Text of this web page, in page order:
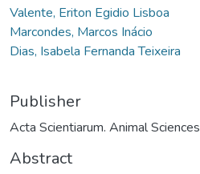
Valente, Eriton Egidio Lisboa
Marcondes, Marcos Inácio
Dias, Isabela Fernanda Teixeira
Publisher
Acta Scientiarum. Animal Sciences
Abstract